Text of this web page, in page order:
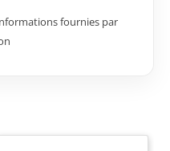
sans
RÉSULTATS
: Un
fournies par